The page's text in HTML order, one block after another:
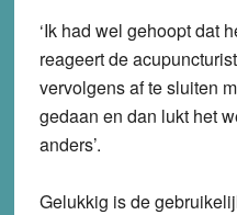
‘Ik had wel gehoopt dat
reageert de
vervolgens af te sluiten
gedaan en dan lukt het
anders’.
Gelukkig is de